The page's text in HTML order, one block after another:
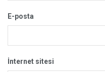
E-posta
İnternet sitesi